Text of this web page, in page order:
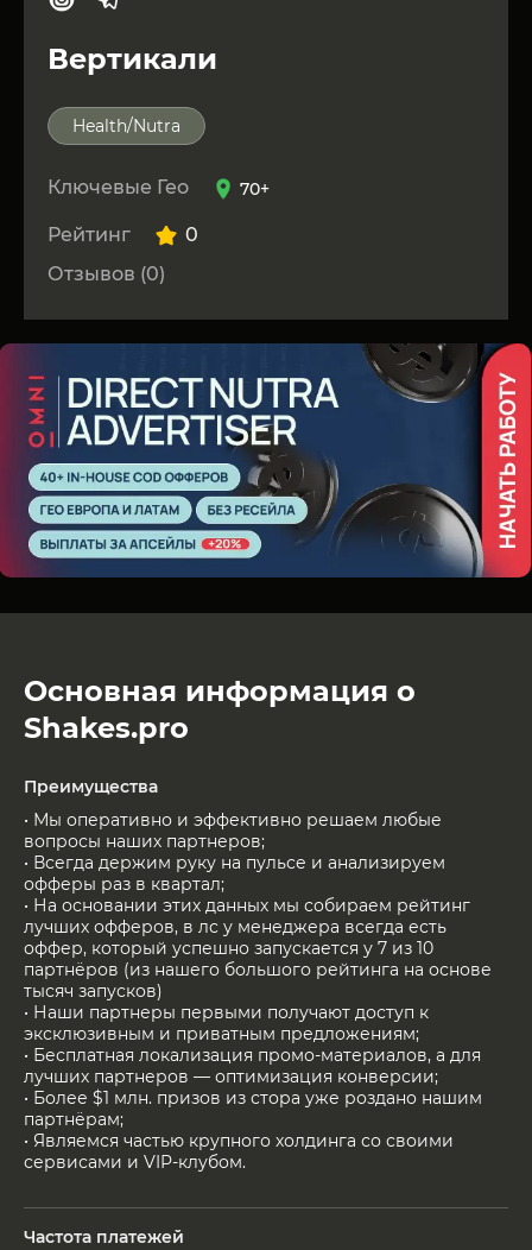
Вертикали
Health/Nutra
Ключевые Гео 70+
Рейтинг
0
Отзывов (0)
Основная информация о
Shakes.pro
Преимущества
• Мы оперативно и эффективно решаем любые
вопросы наших партнеров;
• Всегда держим руку на пульсе и анализируем
офферы раз в квартал;
• На основании этих данных мы собираем рейтинг
лучших офферов, в лс у менеджера всегда есть
оффер, который успешно запускается у 7 из 10
партнёров (из нашего большого рейтинга на основе
тысяч запусков)
• Наши партнеры первыми получают доступ к
эксклюзивным и приватным предложениям;
• Бесплатная локализация промо-материалов, а для
лучших партнеров — оптимизация конверсии;
• Более $1 млн. призов из стора уже роздано нашим
партнёрам;
• Являемся частью крупного холдинга со своими
сервисами и VIP-клубом.
Частота платежей